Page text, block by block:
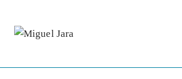
contenido